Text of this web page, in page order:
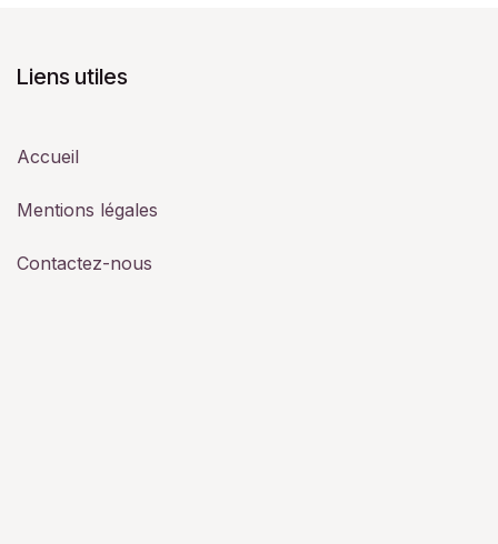
Liens utiles
Accueil
Mentions légales
Contactez-nous